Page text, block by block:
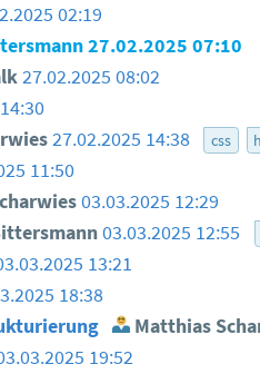
02:19
27.02.2025 07:10
27.02.2025 08:02
27.02.2025 14:38 css
11:50
03.03.2025 12:29
03.03.2025 12:55
13:21
18:38
Matthias
19:52